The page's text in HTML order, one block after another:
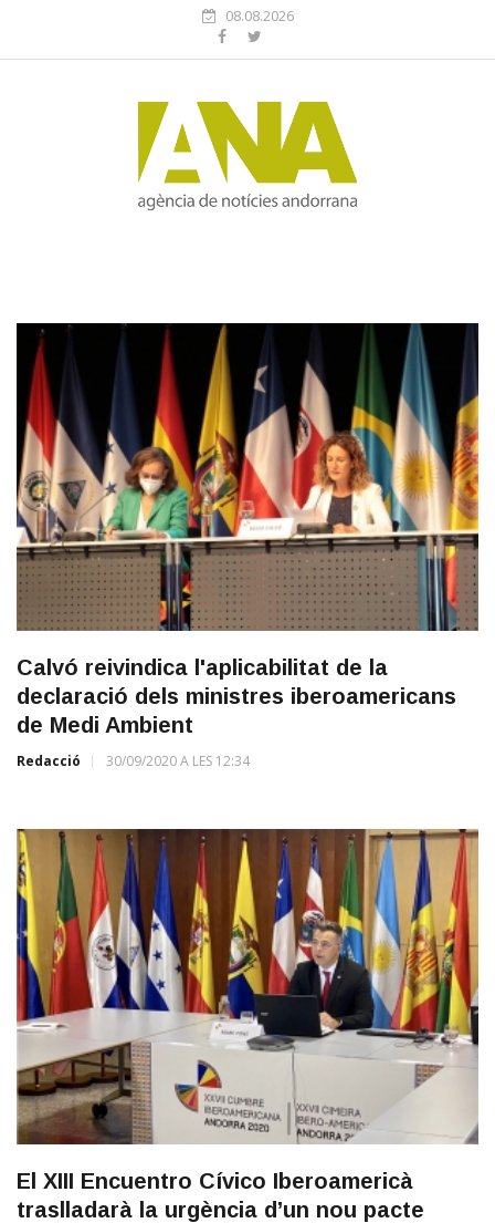
08.08.2026
Calvó reivindica l'aplicabilitat de la
declaració dels ministres iberoamericans
de Medi Ambient
Redacció 30/09/2020 A LES 12:34
El XIII Encuentro Cívico Iberoamericà
traslladarà la urgència d’un nou pacte